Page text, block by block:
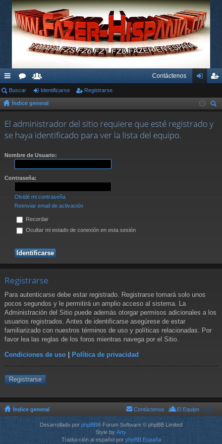
nl
ac
es
rá
s
or
os
su
ari
os
Contáctenos
nti
fic
ist
Buscar Identificarse Registrarse
Índice general
car
El administrador del sitio requiere que esté registrado y
se haya identificado para ver la lista del equipo.
Nombre de Usuario:
Contraseña:
Olvidé mi contraseña
Reenviar email de activación
Recordar
Ocultar mi estado de conexión en esta sesión
Registrarse
Para autenticarse debe estar registrado. Registrarse tomará solo unos
pocos segundos y le permitirá un amplio acceso al sistema. La
Administración del Sitio puede además otorgar permisos adicionales a los
usuarios registrados. Antes de identificarse asegúrese de estar
familiarizado con nuestros términos de uso y políticas relacionadas. Por
favor lea las reglas de los foros mientras navega por el Sitio.
Condiciones de uso | Política de privacidad
Registrarse
Índice general El Equipo
Contáctenos
Desarrollado por phpBB® Forum Software © phpBB Limited
Style by Arty
Traducción al español por phpBB España